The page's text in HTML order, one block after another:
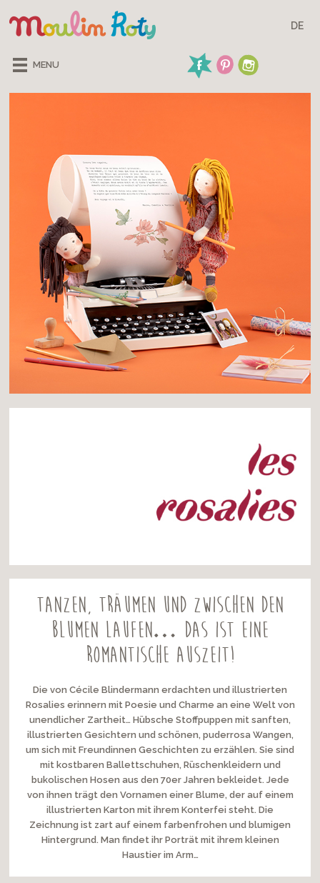
MENU
DE
Tanzen, träumen und zwischen den
Blumen laufen… Das ist eine
romantische Auszeit!
Die von Cécile Blindermann erdachten und illustrierten
Rosalies erinnern mit Poesie und Charme an eine Welt von
unendlicher Zartheit… Hübsche Stoffpuppen mit sanften,
illustrierten Gesichtern und schönen, puderrosa Wangen,
um sich mit Freundinnen Geschichten zu erzählen. Sie sind
mit kostbaren Ballettschuhen, Rüschenkleidern und
bukolischen Hosen aus den 70er Jahren bekleidet. Jede
von ihnen trägt den Vornamen einer Blume, der auf einem
illustrierten Karton mit ihrem Konterfei steht. Die
Zeichnung ist zart auf einem farbenfrohen und blumigen
Hintergrund. Man findet ihr Porträt mit ihrem kleinen
Haustier im Arm…